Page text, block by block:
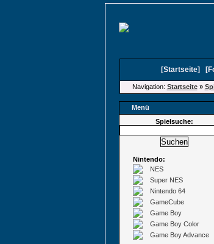
[Startseite] [
Navigation: Startseite»
Menü
Spielsuche:
Nintendo:
NES
Super NES
Nintendo 64
GameCube
Game Boy
Game Boy Color
Game Boy Advance